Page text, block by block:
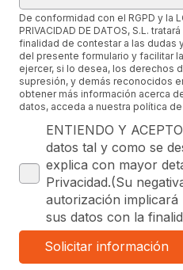
De conformidad con el RGPD y la
PRIVACIDAD DE DATOS, S.L.
finalidad de contestar a las dudas
del presente formulario y facilitar
ejercer, si lo desea, los derechos
supresión, y demás reconocidos
obtener más información acerca
datos, acceda a nuestra política
ENTIENDO Y
datos tal y como se
explica con mayor
Privacidad.(Su
autorización implicará
sus datos con la